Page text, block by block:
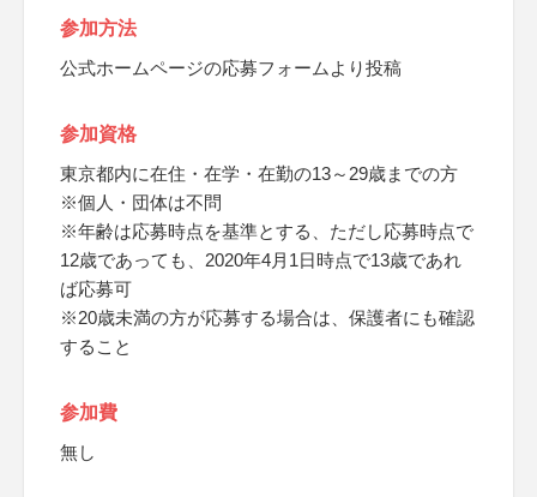
参加方法
公式ホームページの応募フォームより投稿
参加資格
東京都内に在住・在学・在勤の13～29歳までの方
※個人・団体は不問
※年齢は応募時点を基準とする、ただし応募時点で
12歳であっても、2020年4月1日時点で13歳であれ
ば応募可
※20歳未満の方が応募する場合は、保護者にも確認
すること
参加費
無し